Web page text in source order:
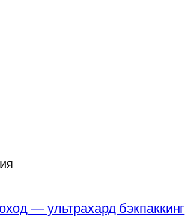
— ультрахард бэкпаккинг